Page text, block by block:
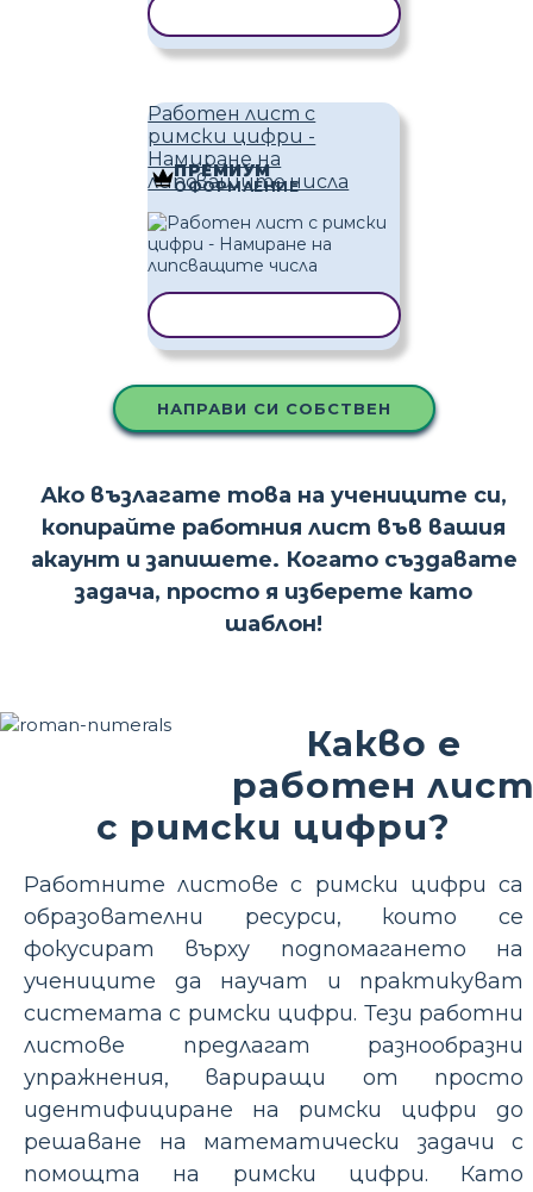
Работен лист с
римски цифри -
Намиране на
липсващите числа
ПРЕМИУМ
ОФОРМЛЕНИЕ
НАПРАВИ СИ СОБСТВЕН
Ако възлагате това на учениците си,
копирайте работния лист във вашия
акаунт и запишете. Когато създавате
задача, просто я изберете като
шаблон!
Какво е
работен лист
с римски цифри?
Работните листове с римски цифри са
образователни ресурси, които се
фокусират върху подпомагането на
учениците да научат и практикуват
системата с римски цифри. Тези работни
листове предлагат разнообразни
упражнения, вариращи от просто
идентифициране на римски цифри до
решаване на математически задачи с
помощта на римски цифри. Като